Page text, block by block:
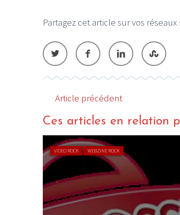
Partagez cet article sur vos réseaux
Article précédent
Ces articles en relation
VIDEO ROCK WEBZINE ROCK